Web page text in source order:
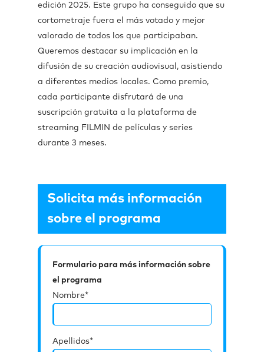
edición 2025. Este grupo ha conseguido que su
cortometraje fuera el más votado y mejor
valorado de todos los que participaban.
Queremos destacar su implicación en la
difusión de su creación audiovisual, asistiendo
a diferentes medios locales. Como premio,
cada participante disfrutará de una
suscripción gratuita a la plataforma de
streaming FILMIN de películas y series
durante 3 meses.
Solicita más información
sobre el programa
Formulario para más información sobre
el programa
Nombre*
Apellidos*